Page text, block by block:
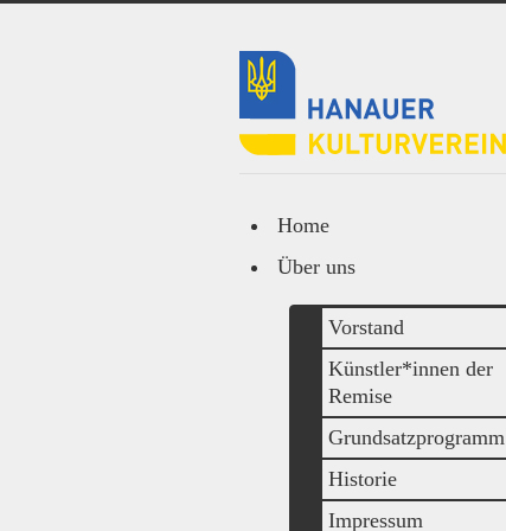
Home
Über uns
Vorstand
Künstler*innen der
Remise
Grundsatzprogramm
Historie
Impressum